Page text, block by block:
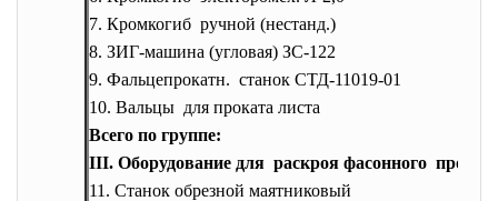
7. Кромкогиб ручной (нестанд.)
8. ЗИГ-машина (угловая) ЗС-122
9. Фальцепрокатн. станок СТД-11019-01
10. Вальцы для проката листа
Всего по группе:
III. Оборудование для раскроя фасонного
11. Станок обрезной маятниковый